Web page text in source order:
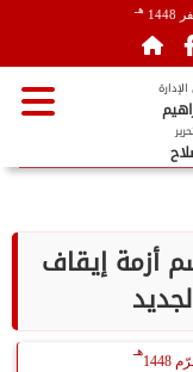
هـ
أزمة إيقاف
هـ